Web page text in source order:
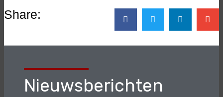
Share:
Nieuwsberichten